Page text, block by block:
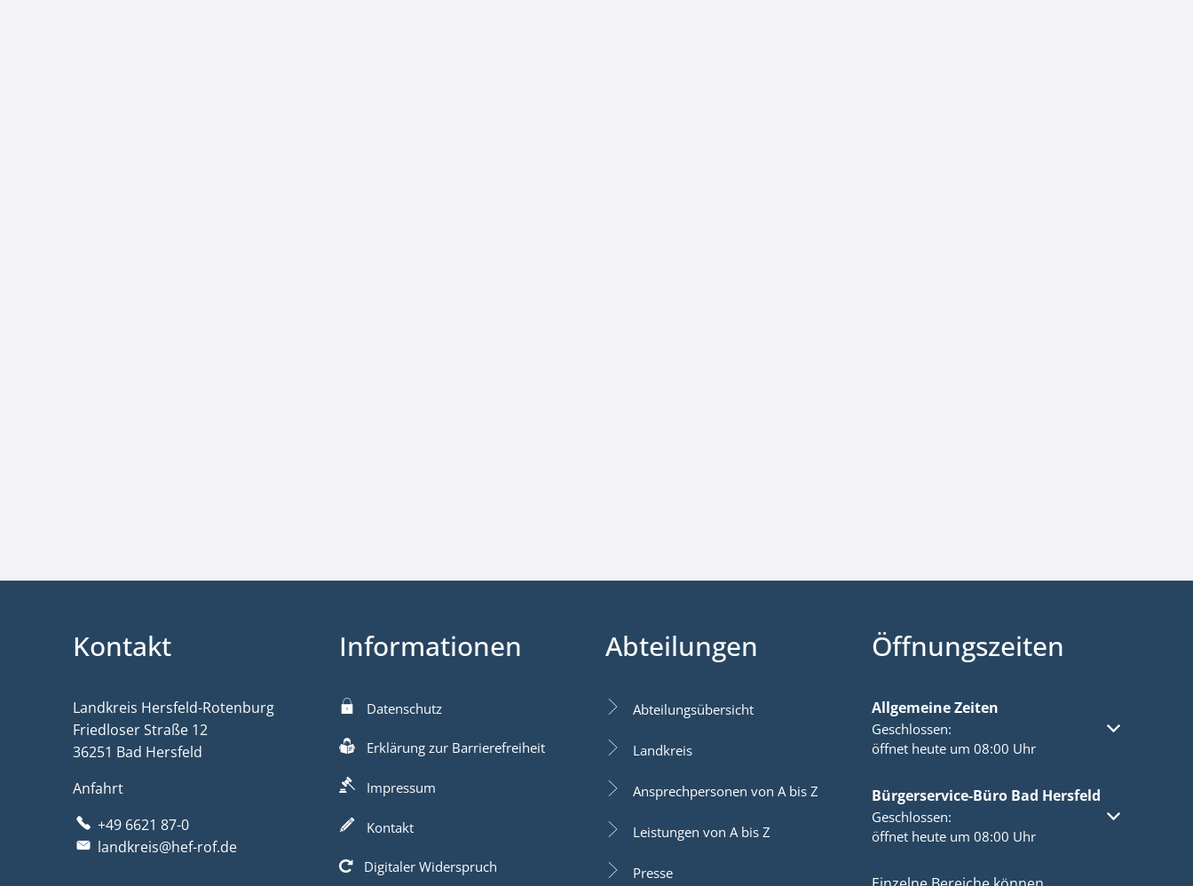
Kontakt
Landkreis Hersfeld-Rotenburg
Friedloser Straße 12
36251 Bad Hersfeld
Anfahrt
+49 6621 87-0
landkreis@hef-rof.de
Informationen
Datenschutz
Erklärung zur Barrierefreiheit
Impressum
Kontakt
Digitaler Widerspruch
Abteilungen
Abteilungsübersicht
Landkreis
Ansprechpersonen von A bis Z
Leistungen von A bis Z
Presse
Öffnungszeiten
Allgemeine Zeiten
Klicken, um weitere Öffnungs- oder Schließzeiten
Geschlossen:
öffnet heute um 08:00 Uhr
Bürgerservice-Büro Bad Hersfeld
Klicken, um weitere Öffnungs- oder Schließzeiten
Geschlossen:
öffnet heute um 08:00 Uhr